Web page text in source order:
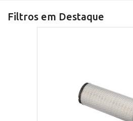
Filtros em Destaque